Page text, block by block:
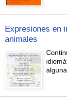
Expresiones en
animales